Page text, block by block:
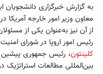
معاون وزیر امور خارجه آمریکا
از آن نیز به‌عنوان یکی از
رئیس امور اروپا در شورای
کلینتون، رئیس جمهوری
بین‌المللی مطالعات